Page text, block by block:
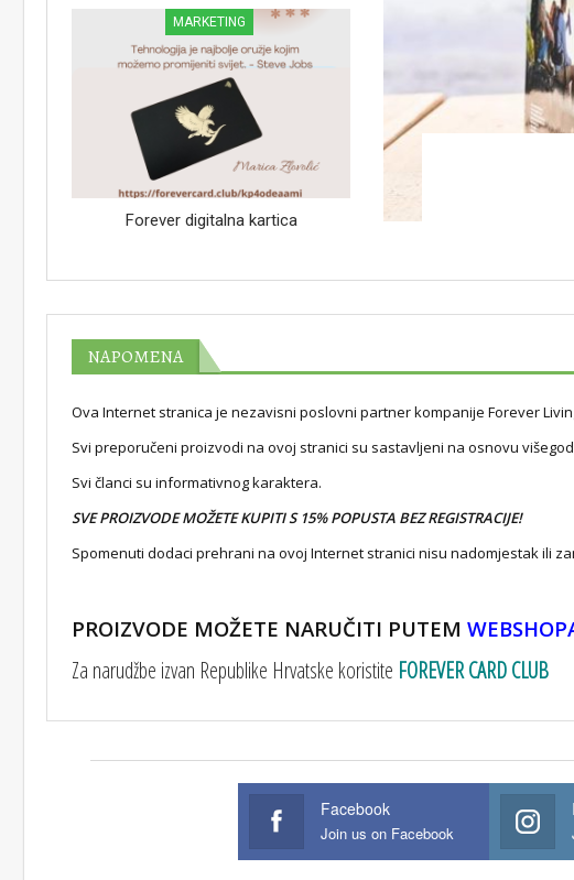
MARKETING
Forever digitalna kartica
NAPOMENA
Ova Internet stranica je nezavisni poslovni partner kompanije Forever
Svi preporučeni proizvodi na ovoj stranici su sastavljeni na osnovu
Svi članci su informativnog karaktera.
SVE PROIZVODE MOŽETE KUPITI S 15% POPUSTA BEZ REGISTRACIJE!
Spomenuti dodaci prehrani na ovoj Internet stranici nisu nadomjestak ili
PROIZVODE MOŽETE NARUČITI PUTEM
Za narudžbe izvan Republike Hrvatske koristite FOREVER CARDCLUB
Facebook
Join us on Facebook